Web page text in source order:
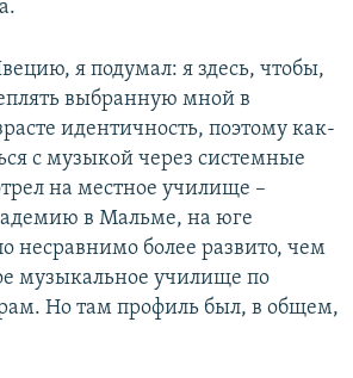
я подумал: я здесь, чтобы,
выбранную мной в
идентичность, поэтому как-
с музыкой через системные
на местное училище –
в Мальме, на юге
несравнимо более развито, чем
музыкальное училище по
Но там профиль был, в общем,